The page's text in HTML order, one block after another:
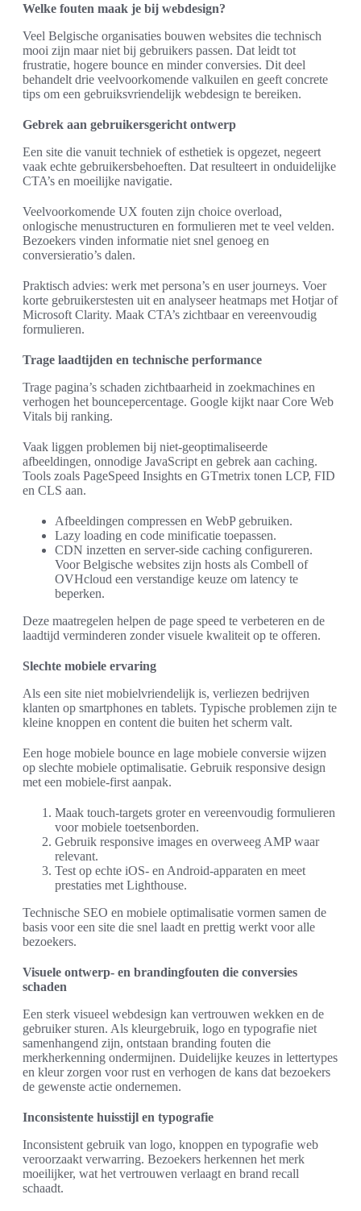
Welke fouten maak je bij webdesign?
Veel Belgische organisaties bouwen websites die technisch
mooi zijn maar niet bij gebruikers passen. Dat leidt tot
frustratie, hogere bounce en minder conversies. Dit deel
behandelt drie veelvoorkomende valkuilen en geeft concrete
tips om een gebruiksvriendelijk webdesign te bereiken.
Gebrek aan gebruikersgericht ontwerp
Een site die vanuit techniek of esthetiek is opgezet, negeert
vaak echte gebruikersbehoeften. Dat resulteert in onduidelijke
CTA’s en moeilijke navigatie.
Veelvoorkomende UX fouten zijn choice overload,
onlogische menustructuren en formulieren met te veel velden.
Bezoekers vinden informatie niet snel genoeg en
conversieratio’s dalen.
Praktisch advies: werk met persona’s en user journeys. Voer
korte gebruikerstesten uit en analyseer heatmaps met Hotjar of
Microsoft Clarity. Maak CTA’s zichtbaar en vereenvoudig
formulieren.
Trage laadtijden en technische performance
Trage pagina’s schaden zichtbaarheid in zoekmachines en
verhogen het bouncepercentage. Google kijkt naar Core Web
Vitals bij ranking.
Vaak liggen problemen bij niet-geoptimaliseerde
afbeeldingen, onnodige JavaScript en gebrek aan caching.
Tools zoals PageSpeed Insights en GTmetrix tonen LCP, FID
en CLS aan.
Afbeeldingen compressen en WebP gebruiken.
Lazy loading en code minificatie toepassen.
CDN inzetten en server-side caching configureren.
Voor Belgische websites zijn hosts als Combell of
OVHcloud een verstandige keuze om latency te
beperken.
Deze maatregelen helpen de page speed te verbeteren en de
laadtijd verminderen zonder visuele kwaliteit op te offeren.
Slechte mobiele ervaring
Als een site niet mobielvriendelijk is, verliezen bedrijven
klanten op smartphones en tablets. Typische problemen zijn te
kleine knoppen en content die buiten het scherm valt.
Een hoge mobiele bounce en lage mobiele conversie wijzen
op slechte mobiele optimalisatie. Gebruik responsive design
met een mobiele-first aanpak.
Maak touch-targets groter en vereenvoudig formulieren
voor mobiele toetsenborden.
Gebruik responsive images en overweeg AMP waar
relevant.
Test op echte iOS- en Android-apparaten en meet
prestaties met Lighthouse.
Technische SEO en mobiele optimalisatie vormen samen de
basis voor een site die snel laadt en prettig werkt voor alle
bezoekers.
Visuele ontwerp- en brandingfouten die conversies
schaden
Een sterk visueel webdesign kan vertrouwen wekken en de
gebruiker sturen. Als kleurgebruik, logo en typografie niet
samenhangend zijn, ontstaan branding fouten die
merkherkenning ondermijnen. Duidelijke keuzes in lettertypes
en kleur zorgen voor rust en verhogen de kans dat bezoekers
de gewenste actie ondernemen.
Inconsistente huisstijl en typografie
Inconsistent gebruik van logo, knoppen en typografie web
veroorzaakt verwarring. Bezoekers herkennen het merk
moeilijker, wat het vertrouwen verlaagt en brand recall
schaadt.